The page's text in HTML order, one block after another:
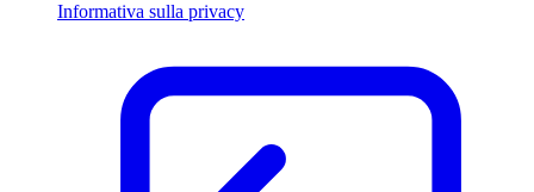
Informativa sulla privacy